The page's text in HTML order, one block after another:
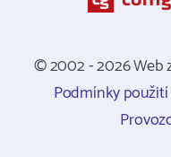
© 2002 - 2026 Web
Podmínky použití